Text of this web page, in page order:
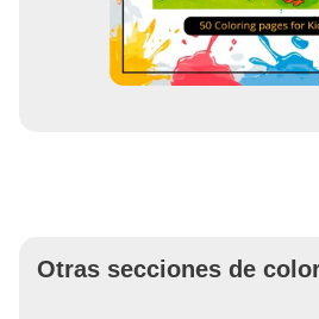
Otras secciones de